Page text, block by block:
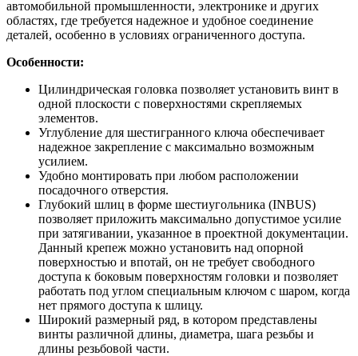
автомобильной промышленности, электронике и других
областях, где требуется надежное и удобное соединение
деталей, особенно в условиях ограниченного доступа.
Особенности:
Цилиндрическая головка позволяет установить винт в
одной плоскости с поверхностями скрепляемых
элементов.
Углубление для шестигранного ключа обеспечивает
надежное закрепление с максимально возможным
усилием.
Удобно монтировать при любом расположении
посадочного отверстия.
Глубокий шлиц в форме шестиугольника (INBUS)
позволяет приложить максимально допустимое усилие
при затягивании, указанное в проектной документации.
Данный крепеж можно установить над опорной
поверхностью и впотай, он не требует свободного
доступа к боковым поверхностям головки и позволяет
работать под углом специальным ключом с шаром, когда
нет прямого доступа к шлицу.
Широкий размерный ряд, в котором представлены
винты различной длины, диаметра, шага резьбы и
длины резьбовой части.